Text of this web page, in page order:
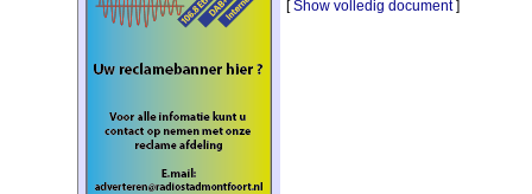
[Show volledig document]